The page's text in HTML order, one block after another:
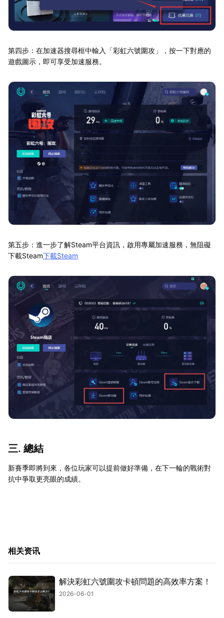
第四步：在加速器搜尋框中輸入「彩虹六號圍攻」，按一下對應的
遊戲圖示，即可享受加速服務。
第五步：進一步了解Steam平台資訊，啟用專屬加速服務，無阻礙
下載Steam下載Steam
三. 總結
新賽季即將到來，各位玩家可以提前做好準備，在下一輪的戰術對
抗中爭取更亮眼的成績。
相关资讯
解決彩虹六號圍攻卡頓問題的高效率方案！
2026-06-01